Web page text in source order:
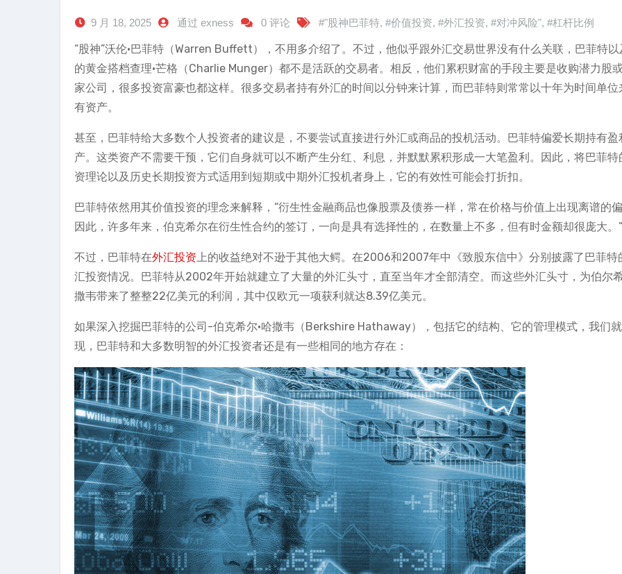
9 月 18, 2025 通过 exness 0 评论 #"股神巴菲特, #价值投资, #外汇投资, #对冲风险", #杠杆比例
“股神”沃伦·巴菲特（Warren Buffett），不用多介绍了。不过，他似乎跟外汇交易世界没有什么关联，巴菲特以
的黄金搭档查理·芒格（Charlie Munger）都不是活跃的交易者。相反，他们累积财富的手段主要是收购潜力股
家公司，很多投资富豪也都这样。很多交易者持有外汇的时间以分钟来计算，而巴菲特则常常以十年为时间单位
有资产。
甚至，巴菲特给大多数个人投资者的建议是，不要尝试直接进行外汇或商品的投机活动。巴菲特偏爱长期持有盈
产。这类资产不需要干预，它们自身就可以不断产生分红、利息，并默默累积形成一大笔盈利。因此，将巴菲特
资理论以及历史长期投资方式适用到短期或中期外汇投机者身上，它的有效性可能会打折扣。
巴菲特依然用其价值投资的理念来解释，“衍生性金融商品也像股票及债券一样，常在价格与价值上出现离谱的偏
因此，许多年来，伯克希尔在衍生性合约的签订，一向是具有选择性的，在数量上不多，但有时金额却很庞大。”
不过，巴菲特在外汇投资上的收益绝对不逊于其他大鳄。在2006和2007年中《致股东信中》分别披露了巴菲特
汇投资情况。巴菲特从2002年开始就建立了大量的外汇头寸，直至当年才全部清空。而这些外汇头寸，为伯尔
撒韦带来了整整22亿美元的利润，其中仅欧元一项获利就达8.39亿美元。
如果深入挖掘巴菲特的公司-伯克希尔·哈撒韦（Berkshire Hathaway），包括它的结构、它的管理模式，我们
现，巴菲特和大多数明智的外汇投资者还是有一些相同的地方存在：